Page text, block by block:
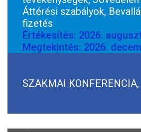
Áttérési szabályok,
fizetés
Értékesítés: 2026.
Megtekintés: 2026.
SZAKMAI